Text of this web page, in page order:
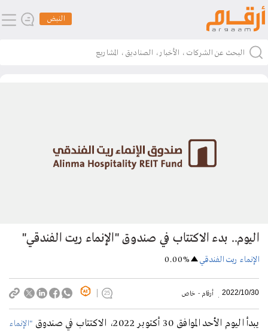
النبض
اليوم.. بدء الاكتتاب في صندوق "الإنماء ريت الفندقي"
الإنماء ريت الفندقي 0.00%
2022/10/30 أرقام - خاص 25
يبدأ اليوم الأحد الموافق 30 أكتوبر 2022، الاكتتاب في صندوق
"الإنماء